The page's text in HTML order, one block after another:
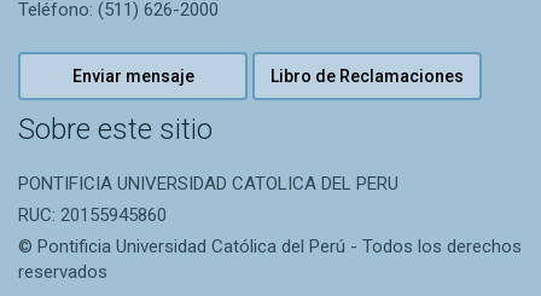
Teléfono: (511) 626-2000
Enviar mensaje Libro de Reclamaciones
Sobre este sitio
PONTIFICIA UNIVERSIDAD CATOLICA DEL PERU
RUC: 20155945860
© Pontificia Universidad Católica del Perú - Todos los derechos
reservados